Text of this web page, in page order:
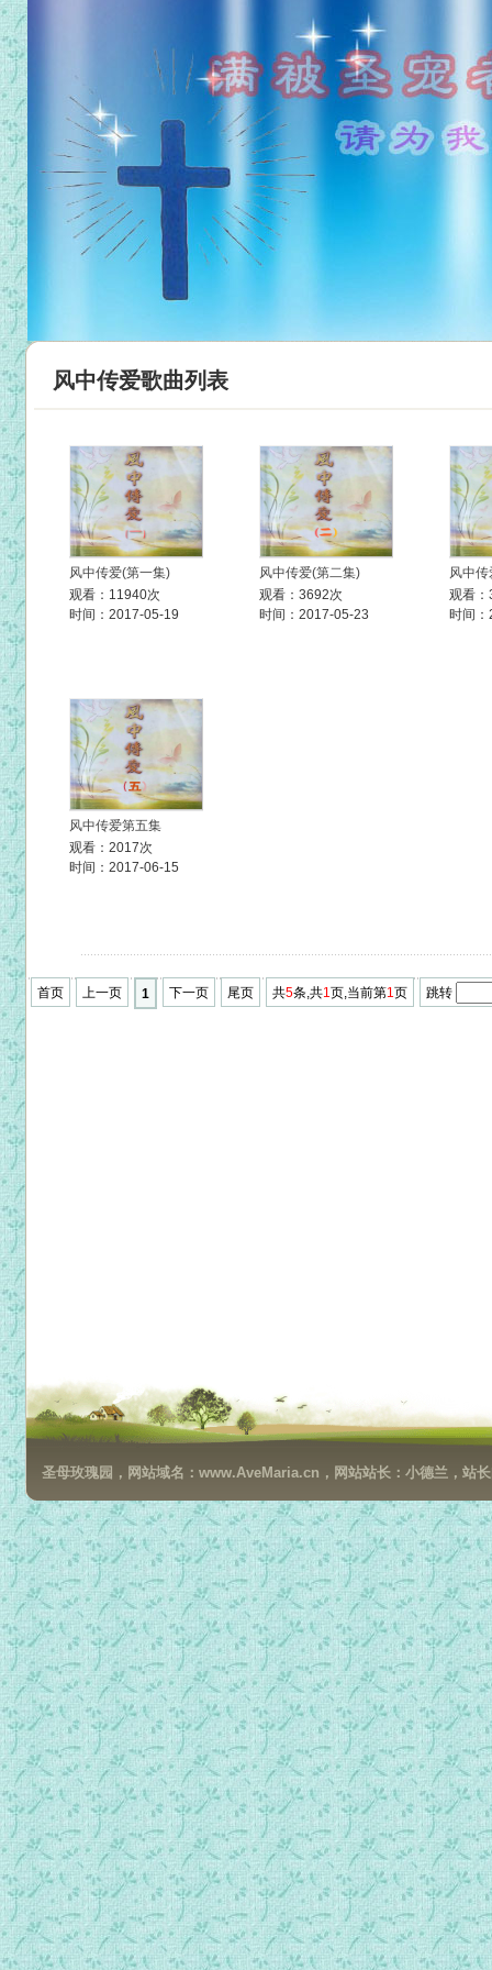
风中传爱歌曲列表
风中传爱(第一集)
观看：11940次
时间：2017-05-19
风中传爱(第二集)
观看：3692次
时间：2017-05-23
风中
观看
时间
风中传爱第五集
观看：2017次
时间：2017-06-15
首页 上一页 1 下一页 尾页 共5条,共1页,当前第1页 跳转
圣母玫瑰园，网站域名：www.AveMaria.cn，网站站长：小德兰，